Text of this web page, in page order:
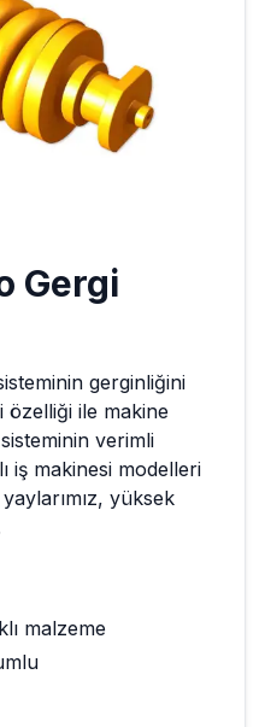
Gergi
gerginliğini
özelliği ile makine
verimli
iş makinesi modelleri
yüksek
malzeme